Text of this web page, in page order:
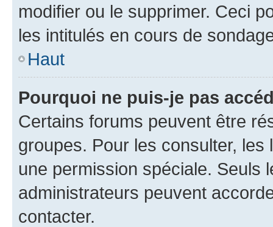
modifier ou le supprimer. Ceci
les intitulés en cours de
Haut
Pourquoi ne puis-je pas
Certains forums peuvent être
groupes. Pour les consulter,
une permission spéciale. Seuls
administrateurs peuvent
contacter.